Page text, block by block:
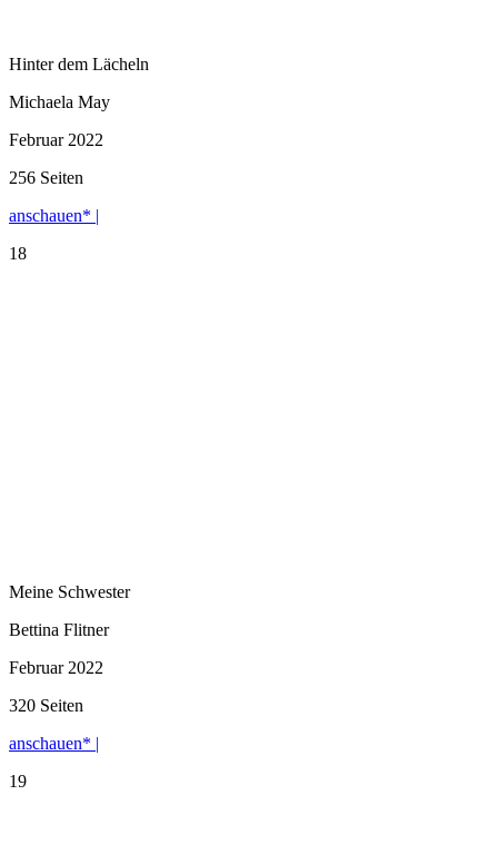
Hinter dem Lächeln
Michaela May
Februar 2022
256 Seiten
anschauen* |
18
Meine Schwester
Bettina Flitner
Februar 2022
320 Seiten
anschauen* |
19